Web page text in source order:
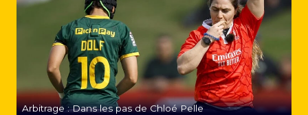
Arbitrage : Dans les pas de Chloé Pelle